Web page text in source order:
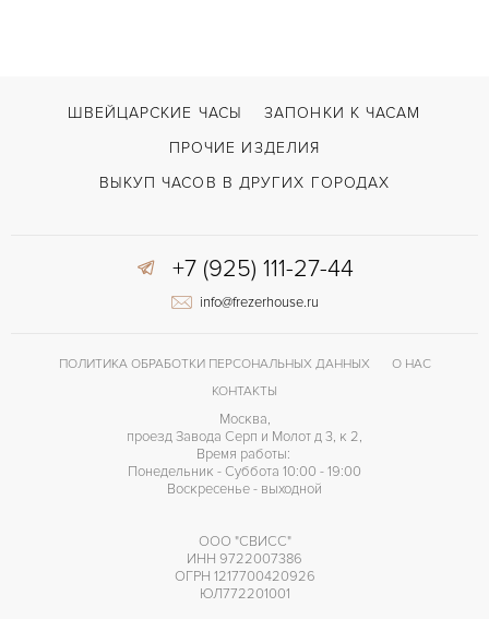
Застежка с помощью шипа
ШВЕЙЦАРСКИЕ ЧАСЫ
ЗАПОНКИ К ЧАСАМ
ПРОЧИЕ ИЗДЕЛИЯ
ВЫКУП ЧАСОВ В ДРУГИХ ГОРОДАХ
+7 (925) 111-27-44
info@frezerhouse.ru
ПОЛИТИКА ОБРАБОТКИ ПЕРСОНАЛЬНЫХ ДАННЫХ
О НАС
КОНТАКТЫ
Москва,
проезд Завода Серп и Молот д 3, к 2,
Время работы:
Понедельник - Суббота 10:00 - 19:00
Воскресенье - выходной
ООО "СВИСС"
ИНН 9722007386
ОГРН 1217700420926
ЮЛ772201001